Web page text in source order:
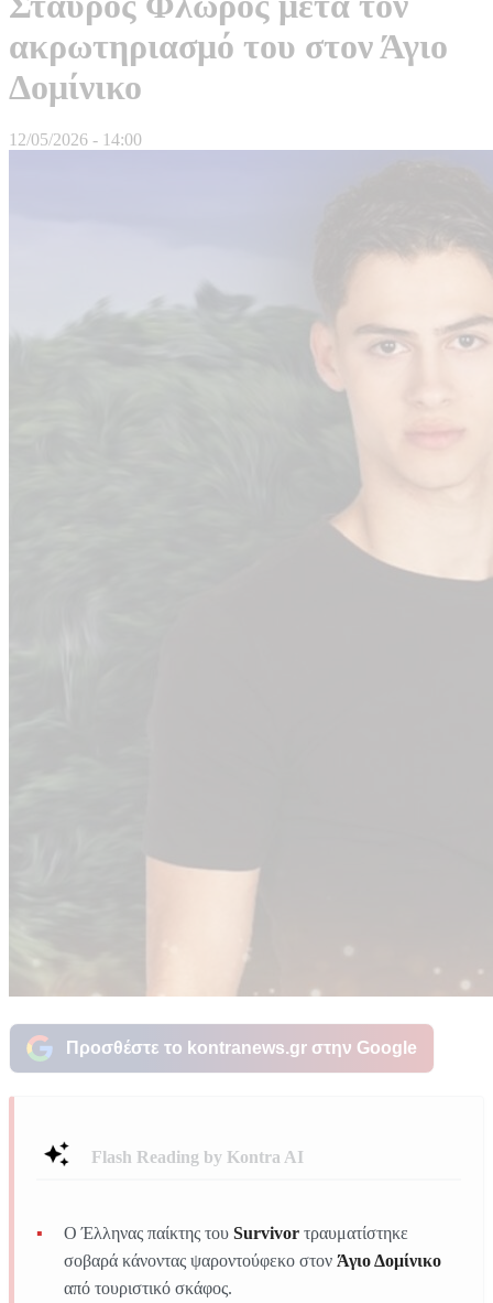
ακρωτηριασμό του στον Άγιο
Δομίνικο
12/05/2026 - 14:00
Προσθέστε το kontranews.gr στην Google
Flash Reading by Kontra AI
Ο Έλληνας παίκτης του Survivor τραυματίστηκε
σοβαρά κάνοντας ψαροντούφεκο στον Άγιο Δομίνικο
από τουριστικό σκάφος.